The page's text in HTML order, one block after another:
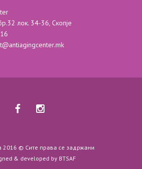
лок. 34-36, Скопје
2016 © Сите права се задржани
& developed by BTSAF